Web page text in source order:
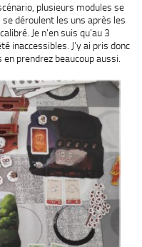
plusieurs modules se
déroulent les uns après les
Je n’en suis qu’au 3
inaccessibles. J’y ai pris donc
prendrez beaucoup aussi.